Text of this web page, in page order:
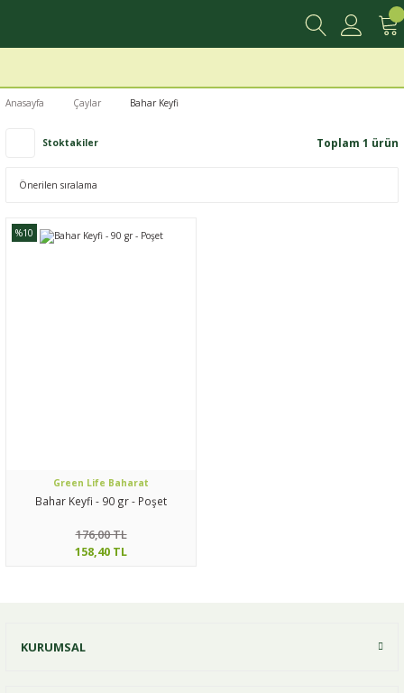
Anasayfa Çaylar Bahar Keyfi
Stoktakiler Toplam 1 ürün
%10
Green Life Baharat
Bahar Keyfi - 90 gr - Poşet
176,00 TL
158,40 TL
KURUMSAL